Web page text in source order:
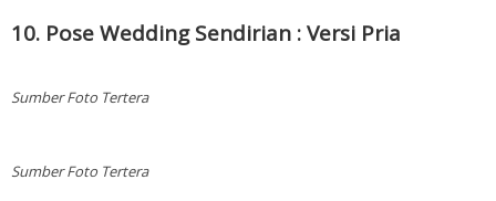
10. Pose Wedding Sendirian : Versi Pria
Sumber Foto Tertera
Sumber Foto Tertera